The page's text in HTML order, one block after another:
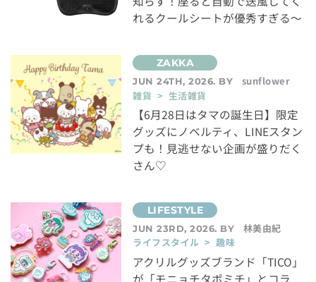
れるクールシートが優秀すぎる～
JUN 24TH, 2026. BY
sunflower
雑貨 > 生活雑貨
【6月28日はタマの誕生日】限定
グッズにノベルティ、LINEスタン
プも！見逃せない企画が盛りだく
さん♡
JUN 23RD, 2026. BY
林美由紀
ライフスタイル > 趣味
アクリルグッズブランド「TICO」
が「モニョチタポミチ」とコラ